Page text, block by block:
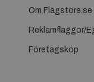
Om Flagstore.se
Reklamflaggor/
Företagsköp